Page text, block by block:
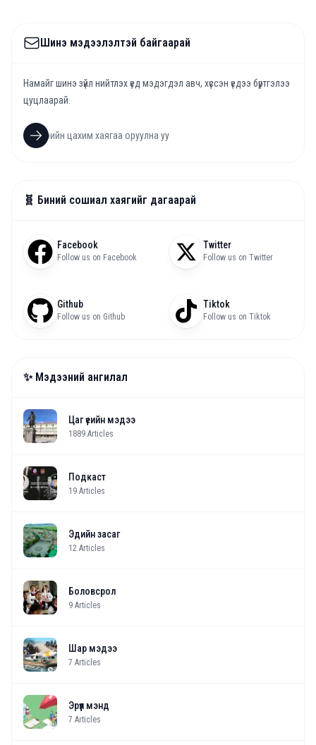
Шинэ мэдээлэлтэй байгаарай
Намайг шинэ зүйл нийтлэх үед мэдэгдэл авч, хүссэн үедээ бүртгэлээ
цуцлаарай.
🧬 Биний сошиал хаягийг дагаарай
Facebook
Follow us on Facebook
Twitter
Follow us on Twitter
Github
Follow us on Github
Tiktok
Follow us on Tiktok
✨ Мэдээний ангилал
Цаг үеийн мэдээ
1889 Articles
Подкаст
19 Articles
Эдийн засаг
12 Articles
Боловсрол
9 Articles
Шар мэдээ
7 Articles
Эрүүл мэнд
7 Articles